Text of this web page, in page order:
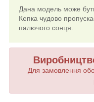
Дана модель може
Кепка чудово
палючого сонця.
Для замовлення